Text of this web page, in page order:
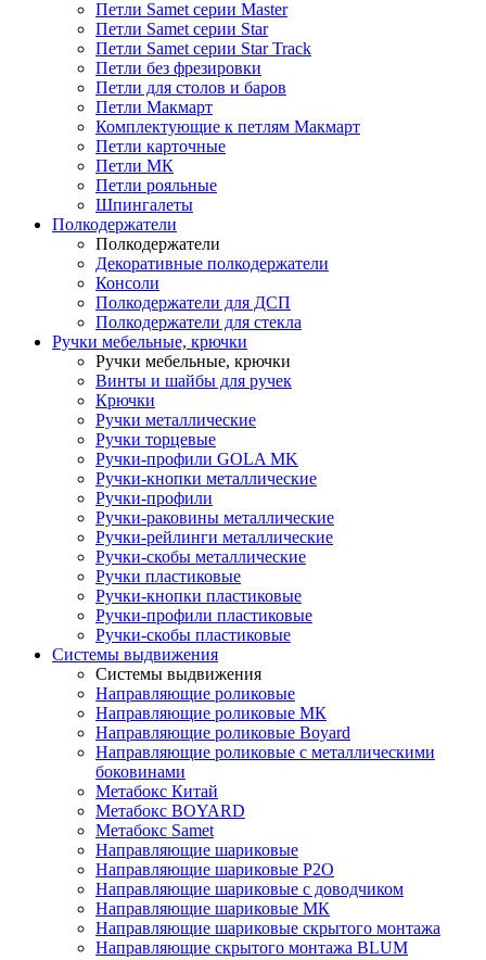
Петли Samet серии Master
Петли Samet серии Star
Петли Samet серии Star Track
Петли без фрезировки
Петли для столов и баров
Петли Макмарт
Комплектующие к петлям Макмарт
Петли карточные
Петли МК
Петли рояльные
Шпингалеты
Полкодержатели
Полкодержатели
Декоративные полкодержатели
Консоли
Полкодержатели для ДСП
Полкодержатели для стекла
Ручки мебельные, крючки
Ручки мебельные, крючки
Винты и шайбы для ручек
Крючки
Ручки металлические
Ручки торцевые
Ручки-профили GOLA MK
Ручки-кнопки металлические
Ручки-профили
Ручки-раковины металлические
Ручки-рейлинги металлические
Ручки-скобы металлические
Ручки пластиковые
Ручки-кнопки пластиковые
Ручки-профили пластиковые
Ручки-скобы пластиковые
Системы выдвижения
Системы выдвижения
Направляющие роликовые
Направляющие роликовые МК
Направляющие роликовые Boyard
Направляющие роликовые с металлическими
боковинами
Метабокс Китай
Метабокс BOYARD
Метабокс Samet
Направляющие шариковые
Направляющие шариковые P2O
Направляющие шариковые с доводчиком
Направляющие шариковые МК
Направляющие шариковые скрытого монтажа
Направляющие скрытого монтажа BLUM